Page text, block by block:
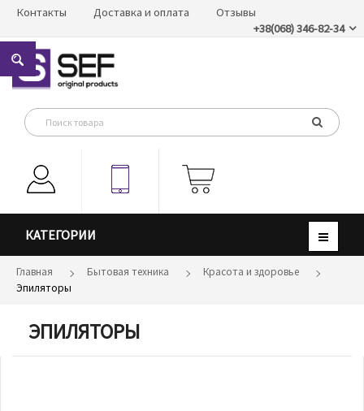
Контакты Доставка и оплата
Отзывы
+38(068) 346-82-34
КАТЕГОРИИ
Главная Бытовая техника
Красота и здоровье
Эпиляторы
ЭПИЛЯТОРЫ